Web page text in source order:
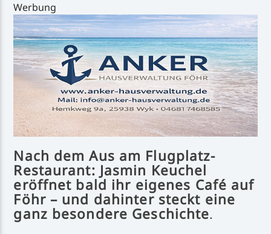
Handystream
Werbung
Nach dem Aus am Flugplatz-
Restaurant: Jasmin Keuchel
eröffnet bald ihr eigenes Café auf
Föhr – und dahinter steckt eine
ganz besondere Geschichte.